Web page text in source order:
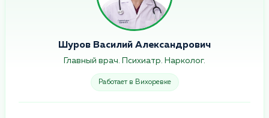
Шуров Василий Александрович
Главный врач. Психиатр. Нарколог.
Работает в Вихоревке